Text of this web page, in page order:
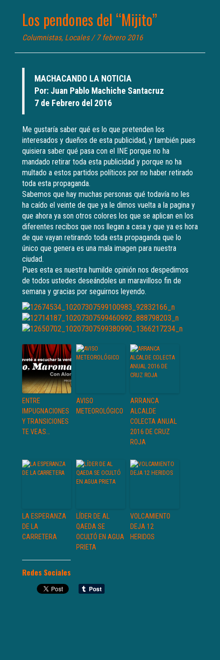
Los pendones del “Mijito”
Columnistas, Locales/ 7 febrero 2016
MACHACANDO LA NOTICIA
Por: Juan Pablo Machiche Santacruz
7 de Febrero del 2016
Me gustaría saber qué es lo que pretenden los
interesados y dueños de esta publicidad, y también pues
quisiera saber qué pasa con el INE porque no ha
mandado retirar toda esta publicidad y porque no ha
multado a estos partidos políticos por no haber retirado
toda esta propaganda.
Sabemos que hay muchas personas qué todavía no les
ha caído el veinte de que ya le dimos vuelta a la pagina y
que ahora ya son otros colores los que se aplican en los
diferentes recibos que nos llegan a casa y que ya es hora
de que vayan retirando toda esta propaganda que lo
único que genera es una mala imagen para nuestra
ciudad.
Pues esta es nuestra humilde opinión nos despedimos
de todos ustedes deseándoles un maravilloso fin de
semana y gracias por seguirnos leyendo.
ENTRE
IMPUGNACIONES
Y TRANSICIONES
TE VEAS…
AVISO
METEOROLÓGICO
ARRANCA
ALCALDE
COLECTA ANUAL
2016 DE CRUZ
ROJA
LA ESPERANZA
DE LA
CARRETERA
LÍDER DE AL
QAEDA SE
OCULTÓ EN AGUA
PRIETA
VOLCAMIENTO
DEJA 12
HERIDOS
Redes Sociales